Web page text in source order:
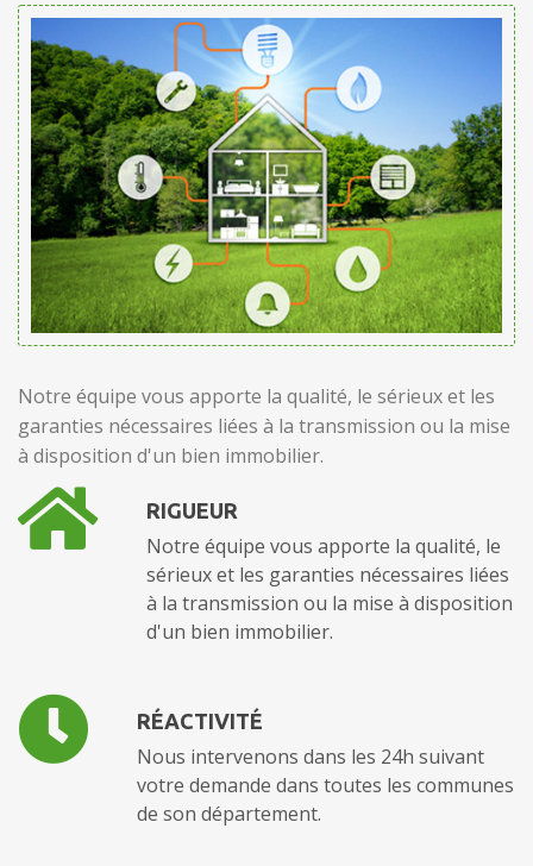
Notre équipe vous apporte la qualité, le sérieux et les
garanties nécessaires liées à la transmission ou la mise
à disposition d'un bien immobilier.
RIGUEUR
Notre équipe vous apporte la qualité, le
sérieux et les garanties nécessaires liées
à la transmission ou la mise à disposition
d'un bien immobilier.
RÉACTIVITÉ
Nous intervenons dans les 24h suivant
votre demande dans toutes les communes
de son département.